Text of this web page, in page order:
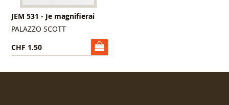
JEM 531 - Je magnifierai
PALAZZO SCOTT
CHF 1.50